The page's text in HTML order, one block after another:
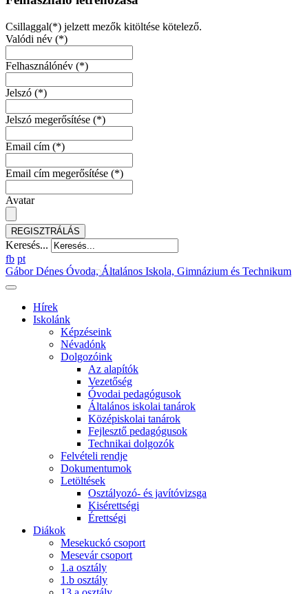
Csillaggal(*) jelzett mezők kitöltése kötelező.
Valódi név (*)
Felhasználónév (*)
Jelszó (*)
Jelszó megerősítése (*)
Email cím (*)
Email cím megerősítése (*)
Avatar
REGISZTRÁLÁS
Keresés...
fb pt
Gábor Dénes Óvoda, Általános Iskola, Gimnázium és Technikum
Hírek
Iskolánk
Képzéseink
Névadónk
Dolgozóink
Az alapítók
Vezetőség
Óvodai pedagógusok
Általános iskolai tanárok
Középiskolai tanárok
Fejlesztő pedagógusok
Technikai dolgozók
Felvételi rendje
Dokumentumok
Letöltések
Osztályozó- és javítóvizsga
Kisérettségi
Érettségi
Diákok
Mesekuckó csoport
Mesevár csoport
1.a osztály
1.b osztály